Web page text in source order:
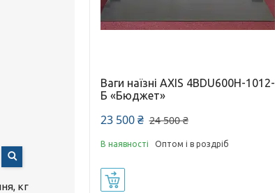
Ваги наїзні AXIS 4BDU600Н-1012-
Б «Бюджет»
23 500 ₴ 24 500 ₴
В наявності Оптом і в роздріб
кг